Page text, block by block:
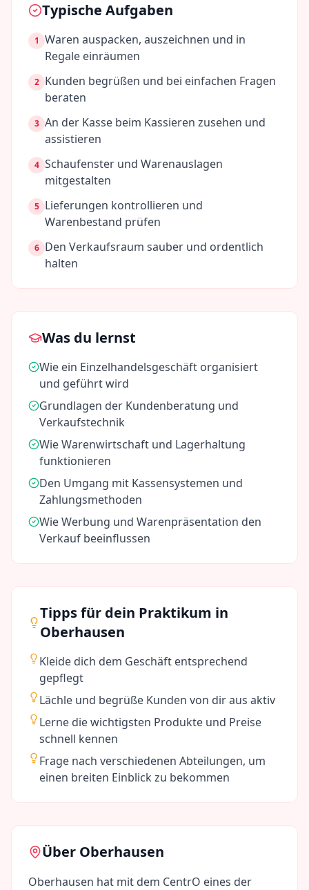
Typische Aufgaben
1 Waren auspacken, auszeichnen und in
Regale einräumen
2 Kunden begrüßen und bei einfachen Fragen
beraten
3 An der Kasse beim Kassieren zusehen und
assistieren
4 Schaufenster und Warenauslagen
mitgestalten
5 Lieferungen kontrollieren und
Warenbestand prüfen
6 Den Verkaufsraum sauber und ordentlich
halten
Was du lernst
Wie ein Einzelhandelsgeschäft organisiert
und geführt wird
Grundlagen der Kundenberatung und
Verkaufstechnik
Wie Warenwirtschaft und Lagerhaltung
funktionieren
Den Umgang mit Kassensystemen und
Zahlungsmethoden
Wie Werbung und Warenpräsentation den
Verkauf beeinflussen
Tipps für dein Praktikum in
Oberhausen
Kleide dich dem Geschäft entsprechend
gepflegt
Lächle und begrüße Kunden von dir aus aktiv
Lerne die wichtigsten Produkte und Preise
schnell kennen
Frage nach verschiedenen Abteilungen, um
einen breiten Einblick zu bekommen
Über Oberhausen
Oberhausen hat mit dem CentrO eines der